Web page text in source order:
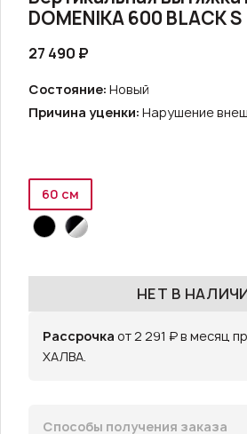
DOMENIKA 600 BLACK S
27 490 ₽
Состояние: Новый
Причина уценки: Нарушение
60 см
НЕТ В
Рассрочка от 2 291 ₽ в месяц
ХАЛВА.
Способы получения заказа